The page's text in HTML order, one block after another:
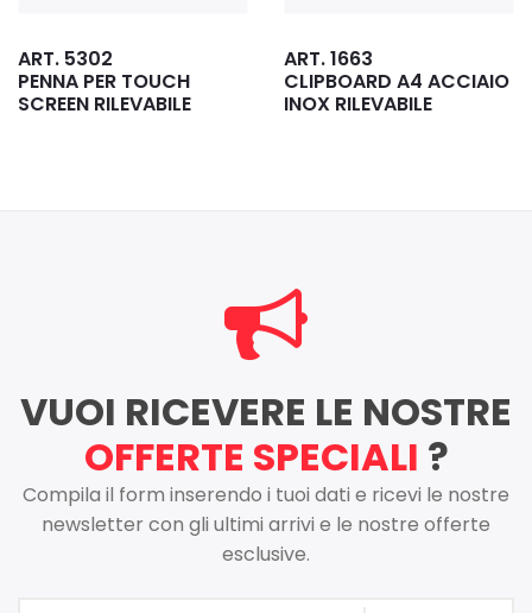
ART. 1663
CLIPBOARD A4 ACCIAIO
INOX RILEVABILE
ART. G0400
PENNARELLO
CANCELLABILE
VUOI RICEVERE LE NOSTRE
OFFERTE SPECIALI ?
Compila il form inserendo i tuoi dati e ricevi le nostre
newsletter con gli ultimi arrivi e le nostre offerte
esclusive.